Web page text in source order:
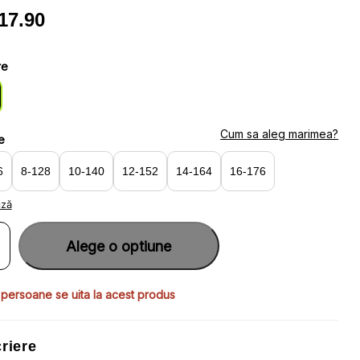
8-128 10-140 12-152 14-164 16-176
Cum sa aleg marimea?
Alege o optiune
se uita la acest produs